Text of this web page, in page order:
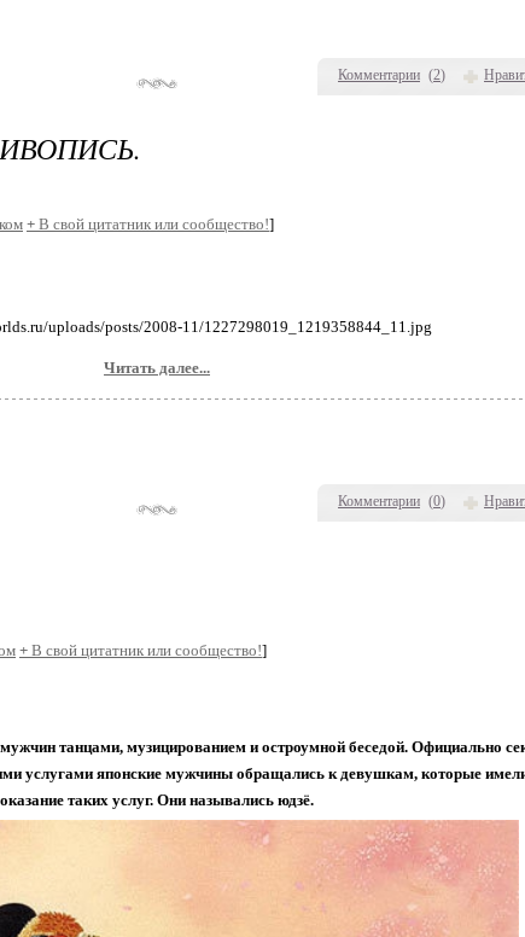
Комментарии (2)
Комментарии (0)
+ В свой цитатник или сообщество!]
Читать далее...
+ В свой цитатник или сообщество!]
танцами, музицированием и остроумной беседой. Официально
услугами японские мужчины обращались к девушкам, которые
оказание таких услуг. Они назывались юдзё.